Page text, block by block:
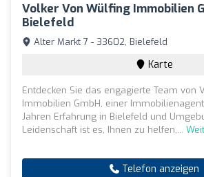
Volker Von Wülfing Immobilien
Bielefeld
Alter Markt 7 - 33602, Bielefeld
Karte
Entdecken Sie das engagierte Team von
Immobilien GmbH, einer
Jahren Erfahrung in Bielefeld und
Leidenschaft ist es, Ihnen zu helfen,...
Telefon anzeigen